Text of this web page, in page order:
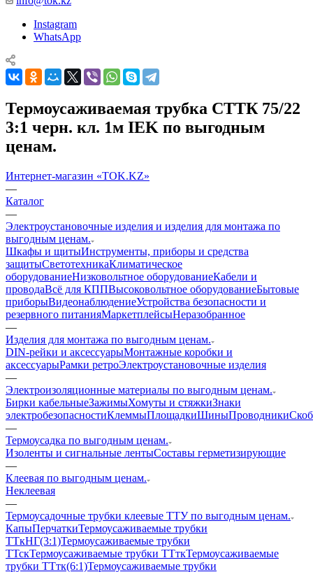
Instagram
WhatsApp
Термоусаживаемая трубка СТТК 75/22
3:1 черн. кл. 1м IEK по выгодным
ценам.
Интернет-магазин «TOK.KZ»
—
Каталог
—
Электроустановочные изделия и изделия для монтажа по
выгодным ценам.
Шкафы и щитыИнструменты, приборы и средства
защитыСветотехникаКлиматическое
оборудованиеНизковольтное оборудованиеКабели и
проводаВсё для КППВысоковольтное оборудованиеБытовые
приборыВидеонаблюдениеУстройства безопасности и
резервного питанияМаркетплейсыНеразобранное
—
Изделия для монтажа по выгодным ценам.
DIN-рейки и аксессуарыМонтажные коробки и
аксессуарыРамки ретроЭлектроустановочные изделия
—
Электроизоляционные материалы по выгодным ценам.
Бирки кабельныеЗажимыХомуты и стяжкиЗнаки
электробезопасностиКлеммыПлощадкиШиныПроводники
—
Термоусадка по выгодным ценам.
Изоленты и сигнальные лентыСоставы герметизирующие
—
Клеевая по выгодным ценам.
Неклеевая
—
Термоусадочные трубки клеевые ТТУ по выгодным ценам.
КапыПерчаткиТермоусаживаемые трубки
ТТкНГ(3:1)Термоусаживаемые трубки
ТТскТермоусаживаемые трубки ТТткТермоусаживаемые
трубки ТТтк(6:1)Термоусаживаемые трубки